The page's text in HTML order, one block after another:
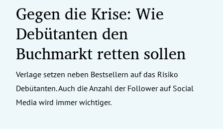
Untermenü
Untermenü
Untermenü
Untermenü
Untermenü
Gegen die Krise: Wie
Debütanten den
Buchmarkt retten sollen
Verlage setzen neben Bestsellern auf das Risiko
Debütanten. Auch die Anzahl der Follower auf Social
Media wird immer wichtiger.